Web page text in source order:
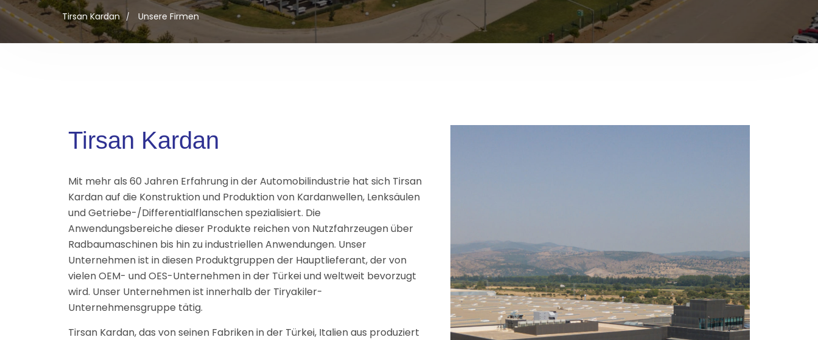
Tirsan Kardan Unsere Firmen
Tirsan Kardan
Mit mehr als 60 Jahren Erfahrung in der Automobilindustrie hat sich Tirsan
Kardan auf die Konstruktion und Produktion von Kardanwellen, Lenksäulen
und Getriebe-/Differentialflanschen spezialisiert. Die
Anwendungsbereiche dieser Produkte reichen von Nutzfahrzeugen über
Radbaumaschinen bis hin zu industriellen Anwendungen. Unser
Unternehmen ist in diesen Produktgruppen der Hauptlieferant, der von
vielen OEM- und OES-Unternehmen in der Türkei und weltweit bevorzugt
wird. Unser Unternehmen ist innerhalb der Tiryakiler-
Unternehmensgruppe tätig.
Tirsan Kardan, das von seinen Fabriken in der Türkei, Italien aus produziert